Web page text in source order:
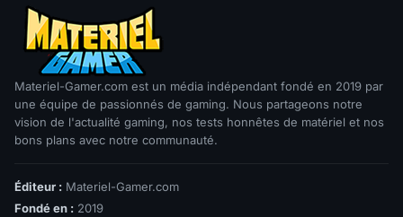
Materiel-Gamer.com est un média indépendant fondé en 2019 par
une équipe de passionnés de gaming. Nous partageons notre
vision de l'actualité gaming, nos tests honnêtes de matériel et nos
bons plans avec notre communauté.
Éditeur : Materiel-Gamer.com
Fondé en : 2019